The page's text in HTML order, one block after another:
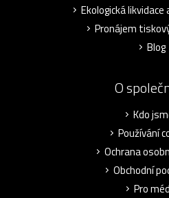
Ekologická
Pronájem
Blog
O
Kdo
Používání
Ochrana
Obchodní
Pro